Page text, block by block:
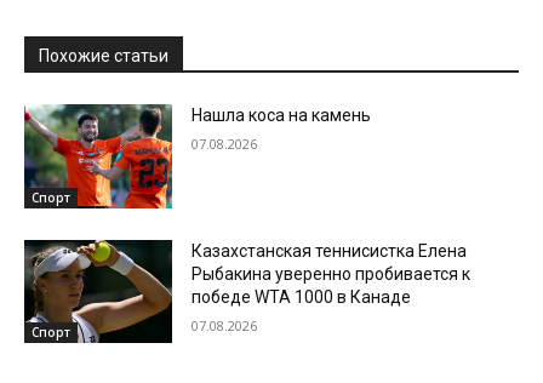
Похожие статьи
Спорт
Нашла коса на камень
07.08.2026
Спорт
Казахстанская теннисистка Елена
Рыбакина уверенно пробивается к
победе WTA 1000 в Канаде
07.08.2026